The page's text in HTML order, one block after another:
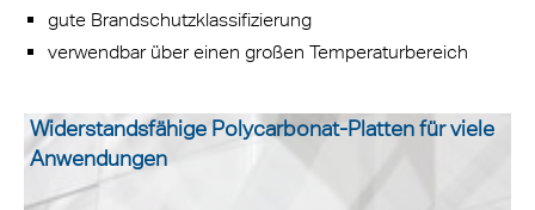
gute Brandschutzklassifizierung
verwendbar über einen großen Temperaturbereich
Widerstandsfähige Polycarbonat-Platten für viele
Anwendungen